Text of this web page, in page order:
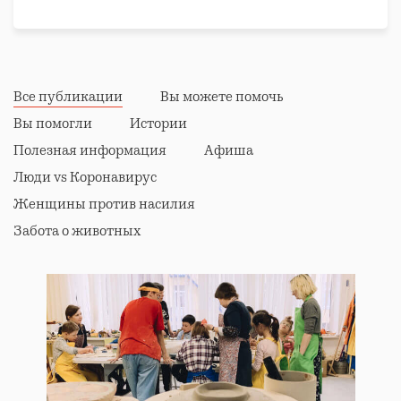
Все публикации
Вы можете помочь
Вы помогли
Истории
Полезная информация
Афиша
Люди vs Коронавирус
Женщины против насилия
Забота о животных